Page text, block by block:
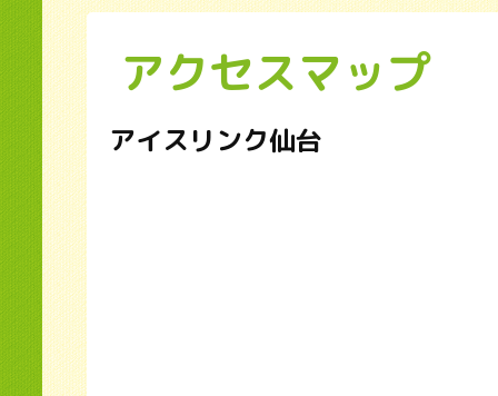
アクセスマップ
アイスリンク仙台